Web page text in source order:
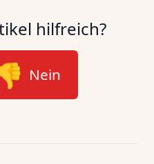
hilfreich?
Nein